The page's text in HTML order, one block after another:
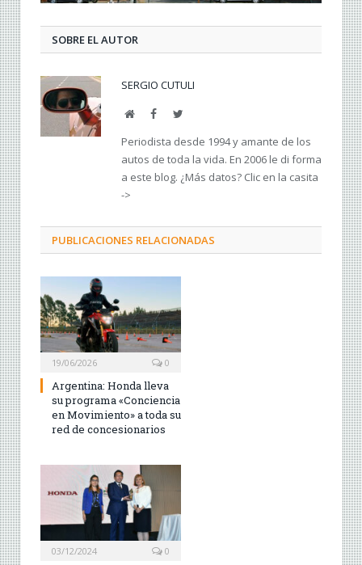
SOBRE EL AUTOR
SERGIO CUTULI
Web FacebookTwitter
Periodista desde 1994 y amante de los
autos de toda la vida. En 2006 le di forma
a este blog. ¿Más datos? Clic en la casita
->
PUBLICACIONES RELACIONADAS
19/06/2026 0
Argentina: Honda lleva
su programa «Conciencia
en Movimiento» a toda su
red de concesionarios
03/12/2024 0